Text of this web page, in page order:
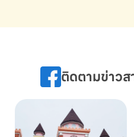
ภาษา ผ่านประสบการณ์การเรียนรู้
075-691910ติดตามข่าวส